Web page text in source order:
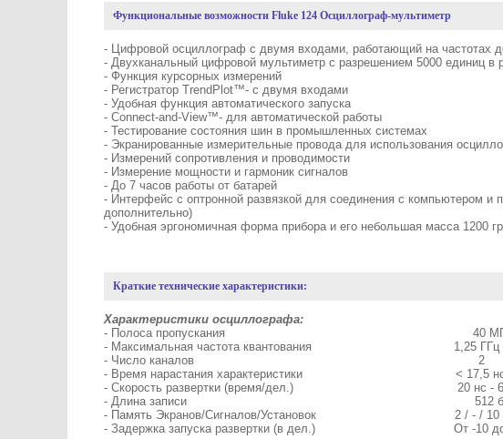
Функциональные возможности Fluke 124 Осциллограф-мультиметр
- Цифровой осциллограф с двумя входами, работающий на частотах
- Двухканальный цифровой мультиметр с разрешением 5000 единиц в
- Функция курсорных измерений
- Регистратор TrendPlot™- с двумя входами
- Удобная функция автоматического запуска
- Connect-and-View™- для автоматической работы
- Тестирование состояния шин в промышленных системах
- Экранированные измерительные провода для использования
- Измерений сопротивления и проводимости
- Измерение мощности и гармоник сигналов
- До 7 часов работы от батарей
- Интерфейс с оптронной развязкой для соединения с компьютером и
дополнительно)
- Удобная эргономичная форма прибора и его небольшая масса 1200
Краткие технические характеристики:
Характеристики осциллографа:
- Полоса пропускания 40
- Максимальная частота квантования 1,25 ГГц
- Число каналов 2
- Время нарастания характеристики < 17,5
- Скорость развертки (время/дел.) 20 нс -
- Длина записи 512
- Память Экранов/Сигналов/Установок 2 / - / 10
- Задержка запуска развертки (в дел.) От -10 до